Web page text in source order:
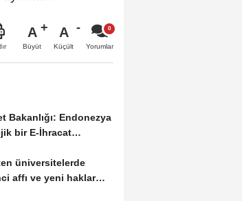
A
Büyüt
A
Küçült Yorumlar
Bakanlığı: Endonezya
bir E-İhracat
üniversitelerde
affı ve yeni haklar